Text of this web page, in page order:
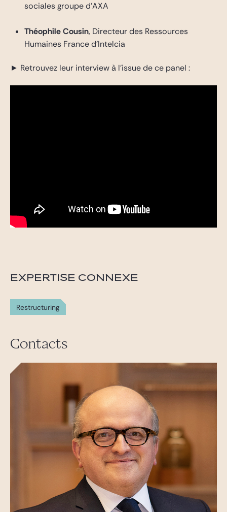
sociales groupe d’AXA
Théophile Cousin, Directeur des Ressources
Humaines France d’Intelcia
► Retrouvez leur interview à l’issue de ce panel :
EXPERTISE CONNEXE
Restructuring
Contacts